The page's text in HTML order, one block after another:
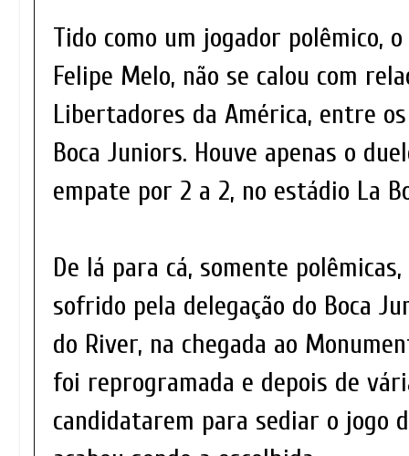
Tido como um jogador polêmico,
Felipe Melo, não se calou com
Libertadores da América, entre
Boca Juniors. Houve apenas o
empate por 2 a 2, no estádio La
De lá para cá, somente
sofrido pela delegação do Boca
do River, na chegada ao
foi reprogramada e depois de
candidatarem para sediar o jogo